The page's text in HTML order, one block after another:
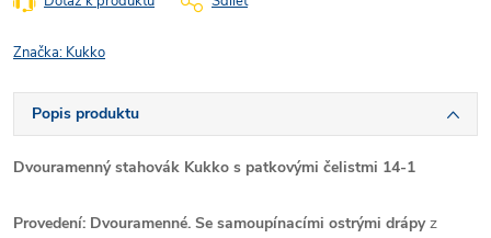
Značka: Kukko
Popis produktu
Dvouramenný stahovák Kukko s patkovými čelistmi 14-1
Provedení: Dvouramenné. Se samoupínacími ostrými drápyz